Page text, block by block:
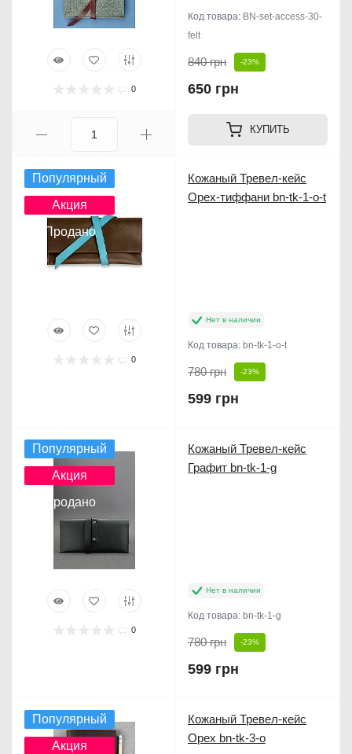
0
Код товара: BN-set-access-30-
felt
840 грн -23%
650 грн
КУПИТЬ
Популярный
Акция
Продано
0
Кожаный Тревел-кейс
Орех-тиффани bn-tk-1-o-t
Нет в наличии
Код товара: bn-tk-1-o-t
780 грн -23%
599 грн
Популярный
Акция
Продано
0
Кожаный Тревел-кейс
Графит bn-tk-1-g
Нет в наличии
Код товара: bn-tk-1-g
780 грн -23%
599 грн
Популярный
Акция
Кожаный Тревел-кейс
Орех bn-tk-3-o